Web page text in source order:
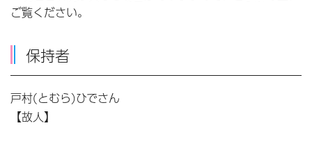
ご覧ください。
保持者
戸村(とむら)ひでさん
【故人】